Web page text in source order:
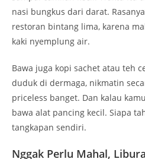
bawa alat pancing kecil. Siapa
tangkapan sendiri.
Nggak Perlu Mahal,
Banyak yang mikir, “Ah, ke
kalau direncanain dengan baik,
Tiket dari Lombok ke Sumbawa
Camping pun nggak perlu